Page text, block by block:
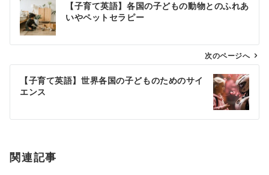
ビ
ン
【子育て英語】各国の子どもの動物とのふれあ
いやペットセラピー
次のページへ
【子育て英語】世界各国の子どものためのサイ
エンス
関連記事